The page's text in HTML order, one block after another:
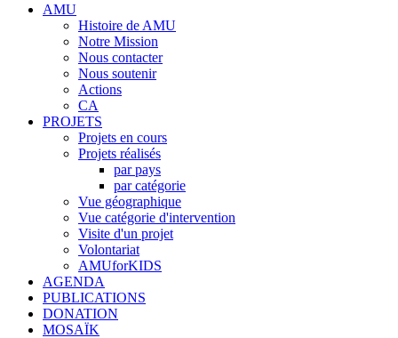
AMU
Histoire de AMU
Notre Mission
Nous contacter
Nous soutenir
Actions
CA
PROJETS
Projets en cours
Projets réalisés
par pays
par catégorie
Vue géographique
Vue catégorie d'intervention
Visite d'un projet
Volontariat
AMUforKIDS
AGENDA
PUBLICATIONS
DONATION
MOSAÏK